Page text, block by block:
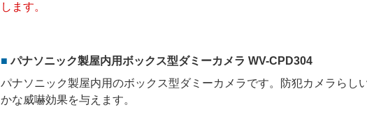
します。
パナソニック製屋内用ボックス型ダミーカメラ WV-CPD304
パナソニック製屋内用のボックス型ダミーカメラです。防犯カメラらし
かな威嚇効果を与えます。